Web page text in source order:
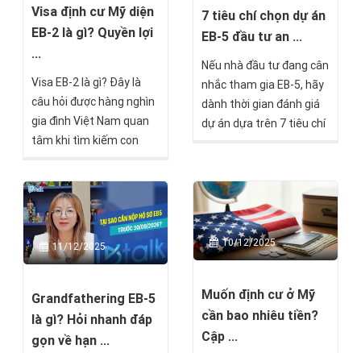
từ 800.000 USD, bạn
không chỉ sở hữu thẻ
tập và sinh sống tại quốc
gia hàng đầu tại Mỹ.
mà còn cho thấy xu
doanh đang ngày càng
mạnh mẽ trong cộng
đồng doanh nghiệp Việt
Nam.
Visa định cư Mỹ diện
EB-2 là gì? Quyền lợi
...
Visa EB-2 là gì? Đây là
câu hỏi được hàng nghìn
gia đình Việt Nam quan
tâm khi tìm kiếm con
pháp, tiết kiệm và nhanh
chóng. EB-2 là chương
trình định cư Mỹ diện lao
động dành cho người có
trình độ cao hoặc năng
thẻ xanh vĩnh viễn mà
không cần đầu tư số vốn
lớn như EB-5.
7 tiêu chí chọn dự án
EB-5 đầu tư an ...
Nếu nhà đầu tư đang cân
nhắc tham gia EB-5, hãy
dành thời gian đánh giá
dự án dựa trên 7 tiêu chí
năng lên thẻ xanh, và có
một hành trình định cư
Mỹ an toàn nhất.
11/12/2025
Grandfathering EB-5
là gì? Hỏi nhanh đáp
gọn về hạn ...
10/12/2025
Muốn định cư ở Mỹ
cần bao nhiêu tiền?
Cập ...